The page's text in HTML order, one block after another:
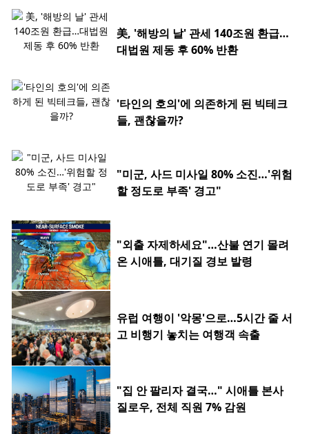
美, '해방의 날' 관세 140조원 환급…
대법원 제동 후 60% 반환
'타인의 호의'에 의존하게 된 빅테크
들, 괜찮을까?
"미군, 사드 미사일 80% 소진…'위험
할 정도로 부족' 경고"
"외출 자제하세요"…산불 연기 몰려
온 시애틀, 대기질 경보 발령
유럽 여행이 '악몽'으로…5시간 줄 서
고 비행기 놓치는 여행객 속출
"집 안 팔리자 결국…" 시애틀 본사
질로우, 전체 직원 7% 감원